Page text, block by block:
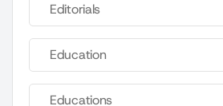
Editorials
Education
Educations